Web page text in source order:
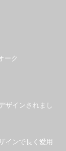
ーク
ザインされまし
インで長く愛用